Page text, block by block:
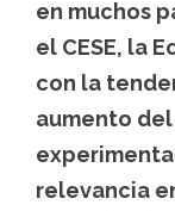
en muchos
el CESE, la
con la
aumento
relevancia